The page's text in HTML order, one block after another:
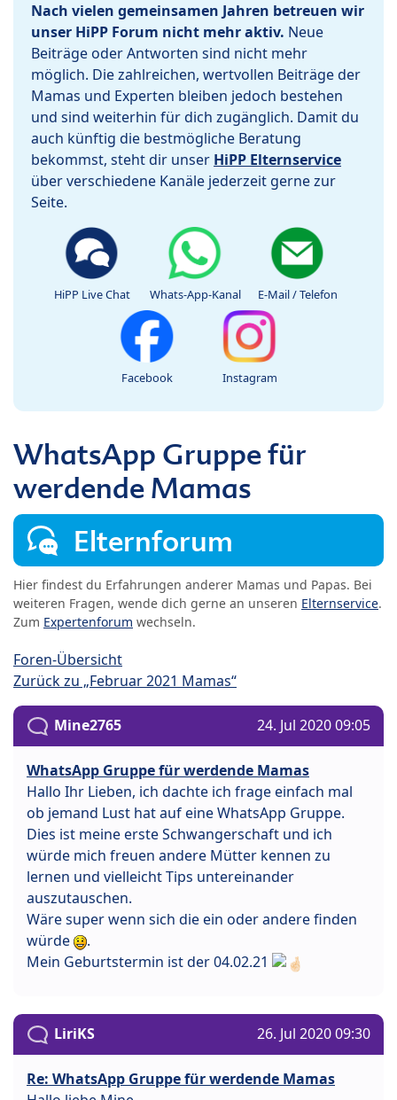
Nach vielen gemeinsamen Jahren betreuen wir
unser HiPP Forum nicht mehr aktiv. Neue
Beiträge oder Antworten sind nicht mehr
möglich. Die zahlreichen, wertvollen Beiträge der
Mamas und Experten bleiben jedoch bestehen
und sind weiterhin für dich zugänglich. Damit du
auch künftig die bestmögliche Beratung
bekommst, steht dir unser HiPP Elternservice
über verschiedene Kanäle jederzeit gerne zur
Seite.
HiPP Live Chat Whats-App-Kanal E-Mail / Telefon
Facebook Instagram
WhatsApp Gruppe für
werdende Mamas
Elternforum
Hier findest du Erfahrungen anderer Mamas und Papas. Bei
weiteren Fragen, wende dich gerne an unseren Elternservice.
Zum Expertenforum wechseln.
Foren-Übersicht
Zurück zu „Februar 2021 Mamas“
Mine2765 24. Jul 2020 09:05
WhatsApp Gruppe für werdende Mamas
Hallo Ihr Lieben, ich dachte ich frage einfach mal
ob jemand Lust hat auf eine WhatsApp Gruppe.
Dies ist meine erste Schwangerschaft und ich
würde mich freuen andere Mütter kennen zu
lernen und vielleicht Tips untereinander
auszutauschen.
Wäre super wenn sich die ein oder andere finden
würde
.
Mein Geburtstermin ist der 04.02.21
LiriKS 26. Jul 2020 09:30
Re: WhatsApp Gruppe für werdende Mamas